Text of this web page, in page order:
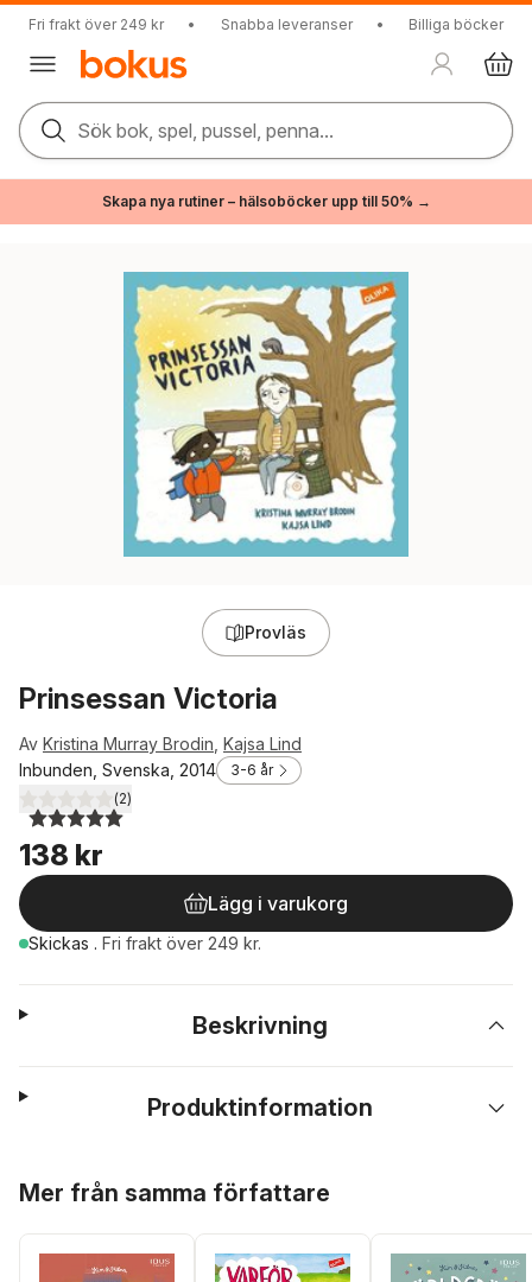
Fri frakt över 249 kr • Snabba leveranser • Billiga böcker
Sök bok, spel, pussel, penna...
Skapa nya rutiner – hälsoböcker upp till 50% →
Provläs
Prinsessan Victoria
Av Kristina Murray Brodin Kajsa Lind
Inbunden, Svenska, 2014
3-6 år
5,0utav 5 stjärnor. Totalt antal röster:
(2)
138 kr
Lägg i varukorg
Skickas . Fri frakt över 249 kr.
Beskrivning
Produktinformation
Mer från samma författare